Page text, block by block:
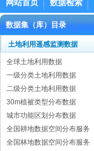
网站首页 数据检索
数据集（库）目录
土地利用遥感监测数据
全球土地利用数据
一级分类土地利用数据
二级分类土地利用数据
30m植被类型分布数据
城市功能区划分布数据
全国耕地数据空间分布服务
全国林地数据空间分布服务